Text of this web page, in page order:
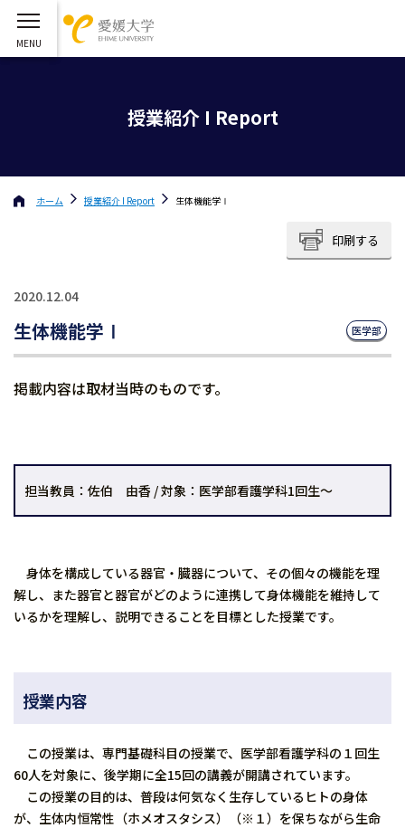
授業紹介 I Report
ホーム 授業紹介 I Report 生体機能学Ⅰ
印刷する
2020.12.04
生体機能学Ⅰ 医学部
掲載内容は取材当時のものです。
担当教員：佐伯 由香 / 対象：医学部看護学科1回生～
身体を構成している器官・臓器について、その個々の機能を理
解し、また器官と器官がどのように連携して身体機能を維持して
いるかを理解し、説明できることを目標とした授業です。
授業内容
この授業は、専門基礎科目の授業で、医学部看護学科の１回生
60人を対象に、後学期に全15回の講義が開講されています。
この授業の目的は、普段は何気なく生存しているヒトの身体
が、生体内恒常性（ホメオスタシス）（※１）を保ちながら生命